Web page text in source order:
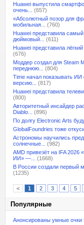
Huawei выпустила
очень...
(657)
«Абсолютный позор для
мобильная...
(760)
Huawei представила самый
дюймовый...
(611)
Huawei представила
(676)
Моддер создал для Steam
переднюю...
(804)
Time начал показывать ИИ
версию...
(817)
Huawei представила
(800)
Авторитетный инсайдер
Diablo...
(896)
По долгу Electronic Arts
GlobalFoundries тоже
Астрономы научились
солнечные...
(982)
AMD привезёт на IFA 2026
ИИ» —...
(1668)
В России создали первый
(1235)
< 1 2 3 4 5
Популярные
Анонсированы умные очки